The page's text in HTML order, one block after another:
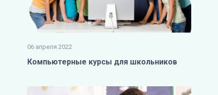
06 апреля 2022
Компьютерные курсы для школьников